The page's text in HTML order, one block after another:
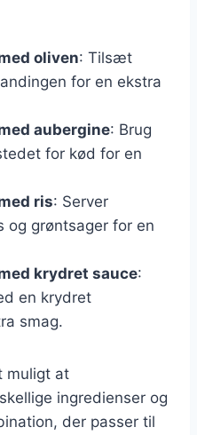
oliven: Tilsæt
for en ekstra
aubergine: Brug
for kød for en
ris: Server
og grøntsager for en
krydret sauce:
en krydret
smag.
muligt at
ingredienser og
der passer til